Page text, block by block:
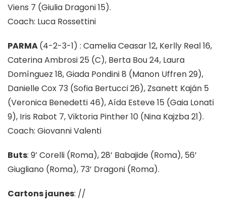
Viens 7 (Giulia Dragoni 15).
Coach: Luca Rossettini
PARMA(4-2-3-1) : Camelia Ceasar 12, Kerlly Real 16,
Caterina Ambrosi 25 (C), Berta Bou 24, Laura
Domínguez 18, Giada Pondini 8 (Manon Uffren 29),
Danielle Cox 73 (Sofia Bertucci 26), Zsanett Kaján 5
(Veronica Benedetti 46), Aída Esteve 15 (Gaia Lonati
9), Iris Rabot 7, Viktoria Pinther 10 (Nina Kajzba 21).
Coach: Giovanni Valenti
Buts: 9’ Corelli (Roma), 28’ Babajide (Roma), 56’
Giugliano (Roma), 73’ Dragoni (Roma).
Cartons jaunes: //